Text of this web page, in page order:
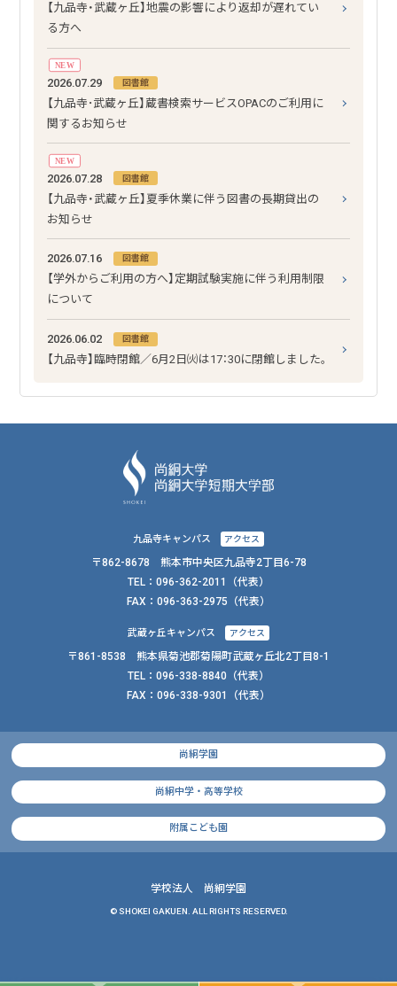
【九品寺・武蔵ヶ丘】地震の影響により返却が遅れてい
る方へ
NEW
2026.07.29 図書館
【九品寺･武蔵ヶ丘】蔵書検索サービスOPACのご利用に
関するお知らせ
NEW
2026.07.28 図書館
【九品寺・武蔵ヶ丘】夏季休業に伴う図書の長期貸出の
お知らせ
2026.07.16 図書館
【学外からご利用の方へ】定期試験実施に伴う利用制限
について
2026.06.02 図書館
【九品寺】臨時閉館／6月2日㈫は17：30に閉館しました｡
九品寺キャンパス アクセス
〒862-8678 熊本市中央区九品寺2丁目6-78
TEL： 096-362-2011
（代表）
FAX： 096-363-2975（代表）
武蔵ヶ丘キャンパス アクセス
〒861-8538 熊本県菊池郡菊陽町武蔵ヶ丘北2丁目8-1
TEL： 096-338-8840 （代表）
FAX： 096-338-9301（代表）
尚絅学園
尚絅中学・高等学校
附属こども園
学校法人 尚絅学園
© SHOKEI GAKUEN. ALL RIGHTS RESERVED.